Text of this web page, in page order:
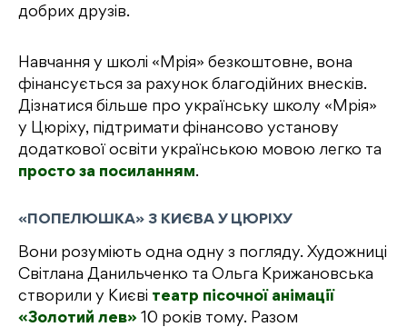
добрих друзів.
Навчання у школі «Мрія» безкоштовне, вона
фінансується за рахунок благодійних внесків.
Дізнатися більше про українську школу «Мрія»
у Цюріху, підтримати фінансово установу
додаткової освіти українською мовою легко та
просто за посиланням.
«ПОПЕЛЮШКА» З КИЄВА У ЦЮРІХУ
Вони розуміють одна одну з погляду. Художниці
Світлана Данильченко та Ольга Крижановська
створили у Києві театр пісочної анімації
«Золотий лев» 10 років тому. Разом